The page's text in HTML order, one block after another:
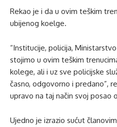
Rekao je i da u ovim teškim
ubijenog koelge.
“Institucije, policija,
stojimo u ovim teškim
kolege, ali i uz sve policijske
časno, odgovorno i predano”,
upravo na taj način svoj posao
Ujedno je izrazio sućut